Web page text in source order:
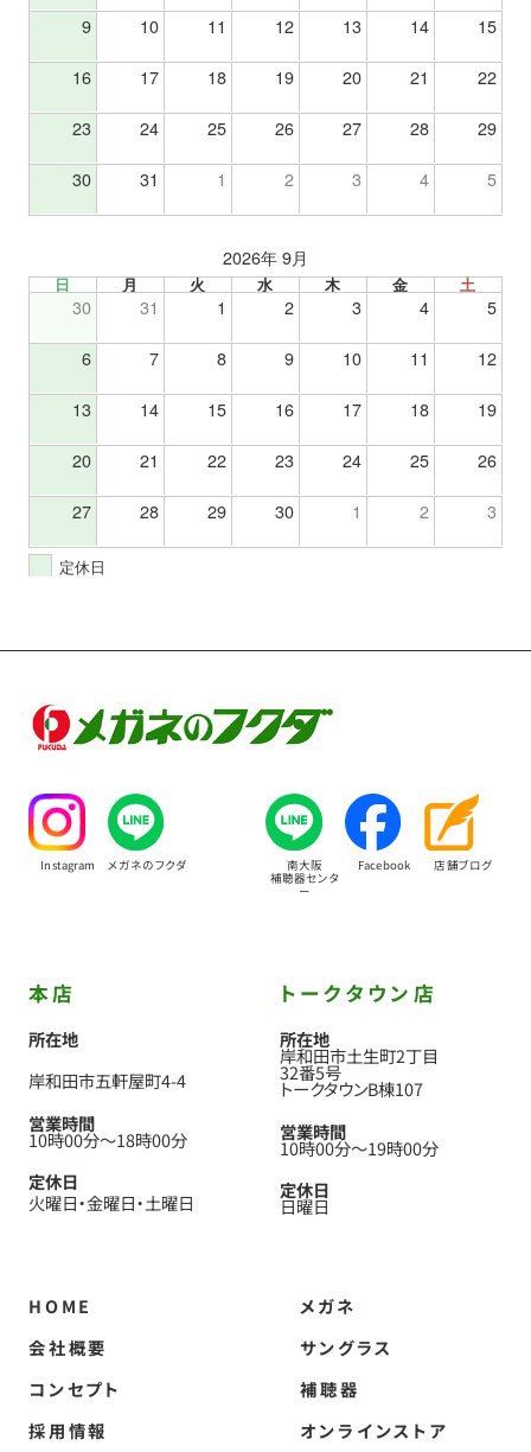
9 10 11 12 13 14 15
16 17 18 19 20 21 22
23 24 25 26 27 28 29
30 31 1 2 3 4 5
2026年 9月
日 月 火 水 木 金 土
30 31 1 2 3 4 5
6 7 8 9 10 11 12
13 14 15 16 17 18 19
20 21 22 23 24 25 26
27 28 29 30 1 2 3
定休日
Instagram メガネのフクダ 南大阪
補聴器センタ
ー
Facebook 店舗ブログ
本店
所在地
岸和田市五軒屋町4-4
営業時間
10時00分〜18時00分
定休日
火曜日 金曜日 土曜日
トークタウン店
所在地
岸和田市土生町2丁目
32番5号
トークタウンB棟107
営業時間
10時00分〜19時00分
定休日
日曜日
HOME
会社概要
コンセプト
採用情報
メガネ
サングラス
補聴器
オンラインストア